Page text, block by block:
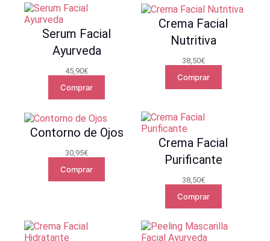
Serum Facial
Ayurveda
45,90€
Comprar
Crema Facial
Nutritiva
38,50€
Comprar
Contorno de Ojos
30,95€
Comprar
Crema Facial
Purificante
38,50€
Comprar